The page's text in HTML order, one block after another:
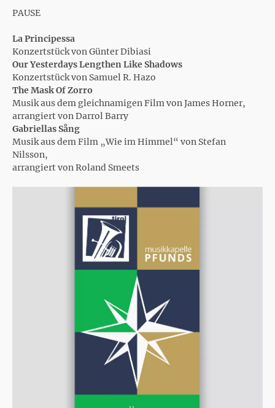
PAUSE
La Principessa
Konzertstück von Günter Dibiasi
Our Yesterdays Lengthen Like Shadows
Konzertstück von Samuel R. Hazo
The Mask Of Zorro
Musik aus dem gleichnamigen Film von James Horner,
arrangiert von Darrol Barry
Gabriellas Sång
Musik aus dem Film „Wie im Himmel“ von Stefan
Nilsson,
arrangiert von Roland Smeets